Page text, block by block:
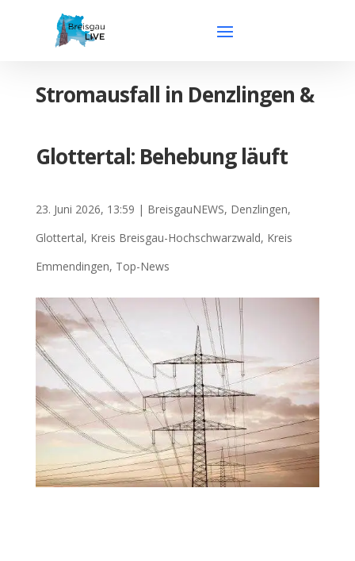
Stromausfall in Denzlingen &
Glottertal: Behebung läuft
23. Juni 2026, 13:59 | BreisgauNEWS, Denzlingen,
Glottertal, Kreis Breisgau-Hochschwarzwald, Kreis
Emmendingen, Top-News